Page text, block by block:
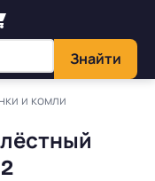
Знайти
и комли